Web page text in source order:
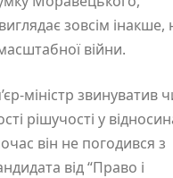
зовсім інакше,
війни.
міністр звинуватив
рішучості у
він не погодився з
від “Право і